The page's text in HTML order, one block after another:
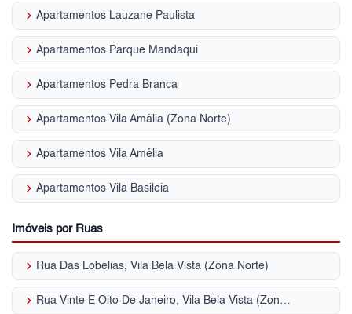
keyboard_arrow_right Apartamentos Lauzane Paulista
keyboard_arrow_right Apartamentos Parque Mandaqui
keyboard_arrow_right Apartamentos Pedra Branca
keyboard_arrow_right Apartamentos Vila Amália (Zona Norte)
keyboard_arrow_right Apartamentos Vila Amélia
keyboard_arrow_right Apartamentos Vila Basileia
Imóveis por Ruas
keyboard_arrow_right Rua Das Lobelias, Vila Bela Vista (Zona Norte)
keyboard_arrow_right Rua Vinte E Oito De Janeiro, Vila Bela Vista (Zona Norte)